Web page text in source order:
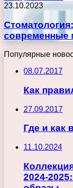
23.10.2023
современные
Популярные
08.07.2017
Как
27.09.2017
Где и как
11.10.2024
2024-